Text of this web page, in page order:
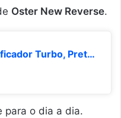
Oster New Reverse.
MONDIAL Liquidificador Turbo, Preto/Inox, 1200W, 110V - L-1200 BI
para o dia a dia.